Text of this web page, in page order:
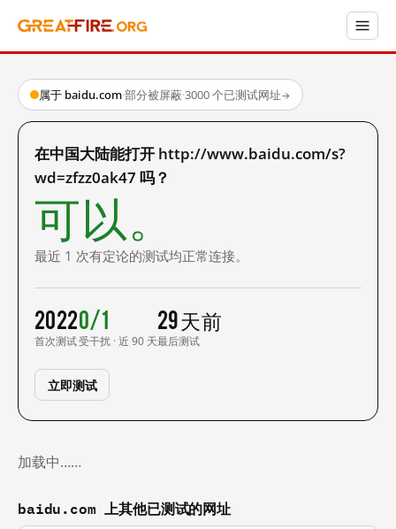
属于 baidu.com·部分被屏蔽·3000 个已测试网址→
在中国大陆能打开 http://www.baidu.com/s?
wd=zfzz0ak47 吗？
可以。
最近 1 次有定论的测试均正常连接。
2022
首次测试
0/1
受干扰 · 近 90 天
29 天前
最后测试
立即测试
加载中……
baidu.com 上其他已测试的网址